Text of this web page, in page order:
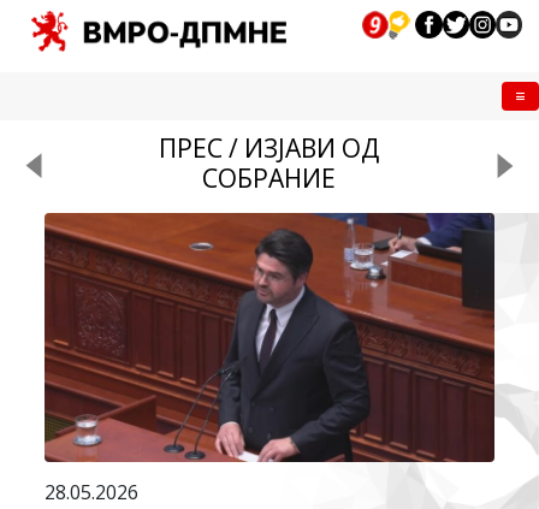
ПРЕС / ИЗЈАВИ ОД
СОБРАНИЕ
28.05.2026